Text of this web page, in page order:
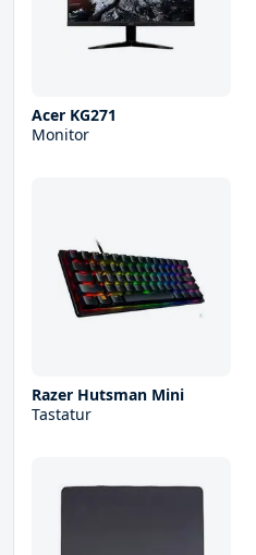
Acer KG271
Monitor
Razer Hutsman Mini
Tastatur